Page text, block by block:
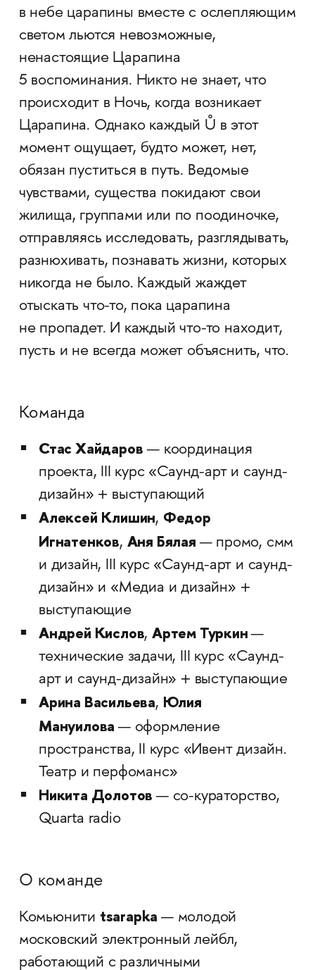
в небе царапины вместе с ослепляющим
светом льются невозможные,
ненастоящие Царапина
5 воспоминания. Никто не знает, что
происходит в Ночь, когда возникает
Царапина. Однако каждый Ů в этот
момент ощущает, будто может, нет,
обязан пуститься в путь. Ведомые
чувствами, существа покидают свои
жилища, группами или по поодиночке,
отправляясь исследовать, разглядывать,
разнюхивать, познавать жизни, которых
никогда не было. Каждый жаждет
отыскать что-то, пока царапина
не пропадет. И каждый что-то находит,
пусть и не всегда может объяснить, что.
Команда
Стас Хайдаров — координация
проекта, III курс «Саунд-арт и саунд-
дизайн» + выступающий
Алексей Клишин, Федор
Игнатенков, Аня Бялая — промо, смм
и дизайн, III курс «Саунд-арт и саунд-
дизайн» и «Медиа и дизайн» +
выступающие
Андрей Кислов, Артем Туркин—
технические задачи, III курс «Саунд-
арт и саунд-дизайн» + выступающие
Арина Васильева, Юлия
Мануилова — оформление
пространства, II курс «Ивент дизайн.
Театр и перфоманс»
Никита Долотов — со-кураторство,
Quarta radio
О команде
Комьюнити tsarapka— молодой
московский электронный лейбл,
работающий с различными